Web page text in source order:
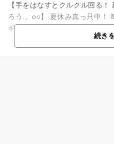
【手をはなすとクルクル回る
ろう.。o○】 夏休み真っ只中！ 毎日暑い日が続きますね☀️ ギザ
ギザ葉っぱでは、ゴムの力で自
続き